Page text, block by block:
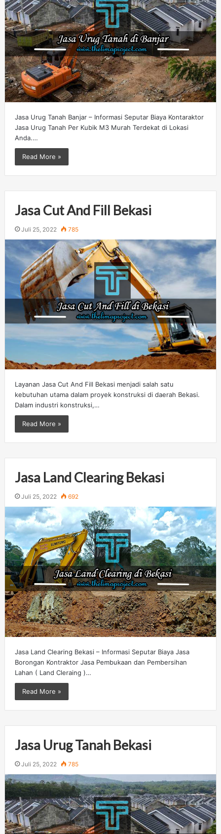
Jasa Urug Tanah Banjar – Informasi Seputar Biaya Kontaraktor
Jasa Urug Tanah Per Kubik M3 Murah Terdekat di Lokasi
Anda.…
Read More »
Jasa Cut And Fill Bekasi
Juli 25, 2022 785
Layanan Jasa Cut And Fill Bekasi menjadi salah satu
kebutuhan utama dalam proyek konstruksi di daerah Bekasi.
Dalam industri konstruksi,…
Read More »
Jasa Land Clearing Bekasi
Juli 25, 2022 692
Jasa Land Clearing Bekasi – Informasi Seputar Biaya Jasa
Borongan Kontraktor Jasa Pembukaan dan Pembersihan
Lahan ( Land Cleraing )…
Read More »
Jasa Urug Tanah Bekasi
Juli 25, 2022 785